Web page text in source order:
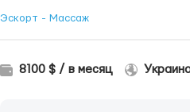
Эскорт - Массаж
8100 $ / в месяц